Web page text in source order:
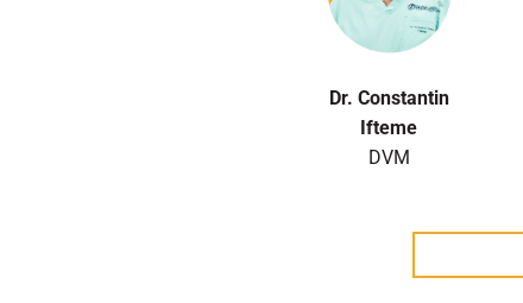
Dr. Constantin
Ifteme
DVM